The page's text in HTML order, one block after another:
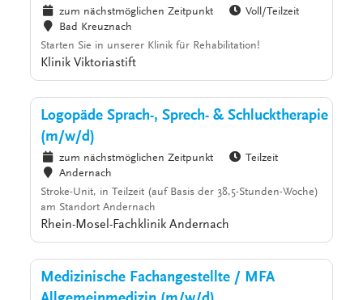
zum nächstmöglichen Zeitpunkt
Voll/Teilzeit
Bad Kreuznach
Starten Sie in unserer Klinik für Rehabilitation!
Klinik Viktoriastift
Logopäde Sprach-, Sprech- & Schlucktherapie
(m/w/d)
zum nächstmöglichen Zeitpunkt
Teilzeit
Andernach
Stroke-Unit, in Teilzeit (auf Basis der 38,5-Stunden-Woche)
am Standort Andernach
Rhein-Mosel-Fachklinik Andernach
Medizinische Fachangestellte / MFA